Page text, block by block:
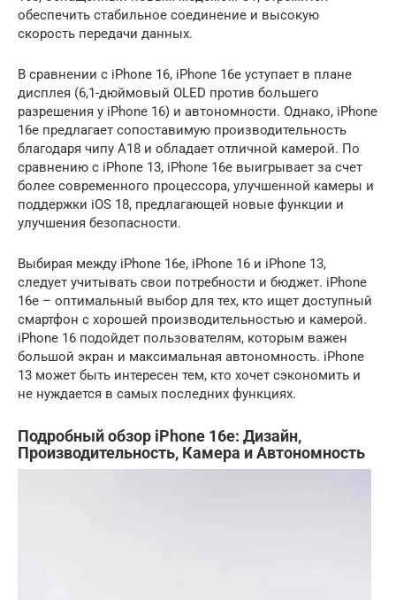
обеспечить стабильное соединение и высокую
скорость передачи данных.
В сравнении с iPhone 16, iPhone 16e уступает в плане
дисплея (6,1-дюймовый OLED против большего
разрешения у iPhone 16) и автономности. Однако, iPhone
16e предлагает сопоставимую производительность
благодаря чипу A18 и обладает отличной камерой. По
сравнению с iPhone 13, iPhone 16e выигрывает за счет
более современного процессора, улучшенной камеры и
поддержки iOS 18, предлагающей новые функции и
улучшения безопасности.
Выбирая между iPhone 16e, iPhone 16 и iPhone 13,
следует учитывать свои потребности и бюджет. iPhone
16e – оптимальный выбор для тех, кто ищет доступный
смартфон с хорошей производительностью и камерой.
iPhone 16 подойдет пользователям, которым важен
большой экран и максимальная автономность. iPhone
13 может быть интересен тем, кто хочет сэкономить и
не нуждается в самых последних функциях.
Подробный обзор iPhone 16e: Дизайн,
Производительность, Камера и Автономность